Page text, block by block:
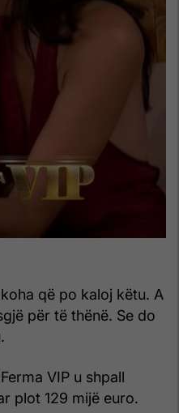
që po kaloj këtu. A
për të thënë. Se do
VIP u shpall
plot 129 mijë euro.